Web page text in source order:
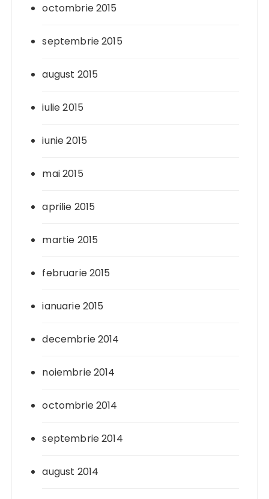
octombrie 2015
septembrie 2015
august 2015
iulie 2015
iunie 2015
mai 2015
aprilie 2015
martie 2015
februarie 2015
ianuarie 2015
decembrie 2014
noiembrie 2014
octombrie 2014
septembrie 2014
august 2014